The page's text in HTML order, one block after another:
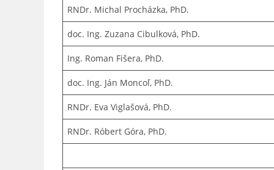
RNDr. Michal Procházka, PhD.
doc. Ing. Zuzana Cibulková, PhD.
Ing. Roman Fišera, PhD.
doc. Ing. Ján Moncoľ, PhD.
RNDr. Eva Viglašová, PhD.
RNDr. Róbert Góra, PhD.